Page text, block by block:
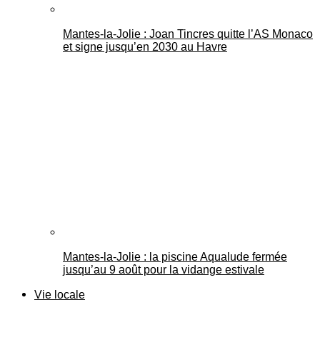
Mantes-la-Jolie : Joan Tincres quitte l’AS Monaco
et signe jusqu’en 2030 au Havre
Mantes-la-Jolie : la piscine Aqualude fermée
jusqu’au 9 août pour la vidange estivale
Vie locale